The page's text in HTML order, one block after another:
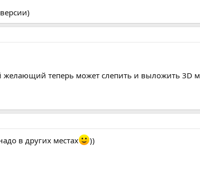
теперь может слепить и выложить 3D
в других местах
))